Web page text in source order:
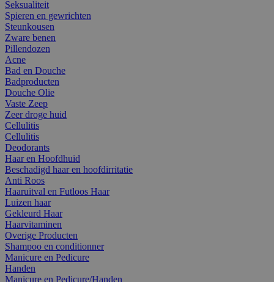
Seksualiteit
Spieren en gewrichten
Steunkousen
Zware benen
Pillendozen
Acne
Bad en Douche
Badproducten
Douche Olie
Vaste Zeep
Zeer droge huid
Cellulitis
Cellulitis
Deodorants
Haar en Hoofdhuid
Beschadigd haar en hoofdirritatie
Anti Roos
Haaruitval en Futloos Haar
Luizen haar
Gekleurd Haar
Haarvitaminen
Overige Producten
Shampoo en conditionner
Manicure en Pedicure
Handen
Manicure en Pedicure/Handen